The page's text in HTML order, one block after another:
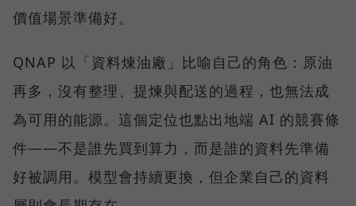
價值場景準備好。
QNAP 以「資料煉油廠」比喻自己的角色：原油
再多，沒有整理、提煉與配送的過程，也無法成
為可用的能源。這個定位也點出地端 AI 的競賽條
件——不是誰先買到算力，而是誰的資料先準備
好被調用。模型會持續更換，但企業自己的資料